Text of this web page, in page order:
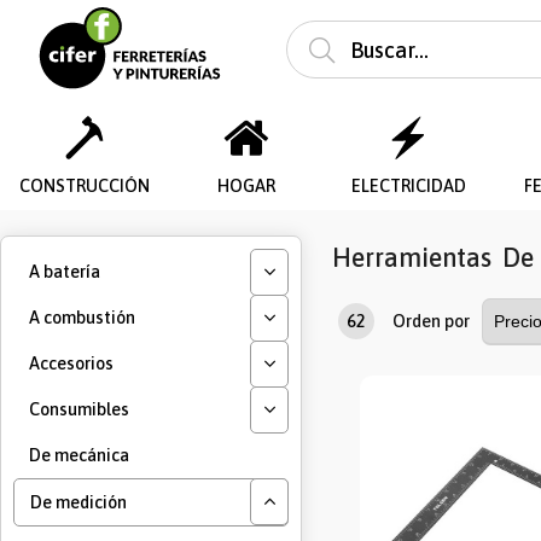
CONSTRUCCIÓN HOGAR ELECTRICIDAD
Herramientas
62 Orden por
A batería
A combustión
Accesorios
Consumibles
De mecánica
De medición